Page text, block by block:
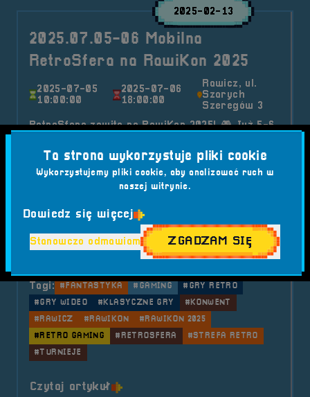
2025-02-13
2025.07.05-06 Mobilna
RetroSfera na RawiKon 2025
2025-07-05
10:00:00
2025-07-06
18:00:00
Rawicz, ul.
Szarych
Szeregów 3
RetroSfera zawita na RawiKon 2025! 🎮 Już 5-6
będziecie mogli zagrać w kultowe klasyki, wziąć
udział w turniejach i poczuć magię dawnych lat
gamingu. Nie przegapcie tej wyjątkowej okazji –
zapraszamy do świata retro gier na jednym z
najbardziej klimatycznych konwentów fantastyki
w Polsce! 🚀👾
Tagi: #FANTASTYKA #GAMING
#GRY RETRO
#GRY WIDEO
#KLASYCZNE GRY
#KONWENT
#RAWICZ
#RAWIKON
#RAWIKON 2025
#RETRO GAMING
#RETROSFERA
#STREFA RETRO
#TURNIEJE
Czytaj artykuło tytule 2025.07.05-06 Mobilna
Ta strona wykorzystuje pliki cookie
Wykorzystujemy pliki cookie, aby analizować ruch w
naszej witrynie.
Dowiedz się więcej
Stanowczo odmawiam ZGADZAM SIĘ